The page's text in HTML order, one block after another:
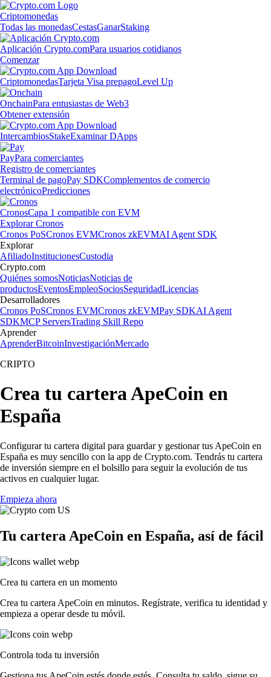
Criptomonedas
Todas las monedasCestasGanarStaking
Aplicación Crypto.comPara usuarios cotidianos
Comenzar
CriptomonedasTarjeta Visa prepagoLevel Up
OnchainPara entusiastas de Web3
Obtener extensión
IntercambiosStakeExaminar DApps
PayPara comerciantes
Registro de comerciantes
Terminal de pagoPay SDKComplementos de comercio
electrónicoPredicciones
CronosCapa 1 compatible con EVM
Explorar Cronos
Cronos PoSCronos EVMCronos zkEVMAI Agent SDK
Explorar
AfiliadoInstitucionesCustodia
Crypto.com
Quiénes somosNoticiasNoticias de
productosEventosEmpleoSociosSeguridadLicencias
Desarrolladores
Cronos PoSCronos EVMCronos zkEVMPay SDKAI Agent
SDKMCP ServersTrading Skill Repo
Aprender
AprenderBitcoinInvestigaciónMercado
CRIPTO
Crea tu cartera ApeCoin en
España
Configurar tu cartera digital para guardar y gestionar tus ApeCoin en
España es muy sencillo con la app de Crypto.com. Tendrás tu cartera
de inversión siempre en el bolsillo para seguir la evolución de tus
activos en cualquier lugar.
Empieza ahora
Tu cartera ApeCoin en España, así de fácil
Crea tu cartera en un momento
Crea tu cartera ApeCoin en minutos. Regístrate, verifica tu identidad y
empieza a operar desde tu móvil.
Controla toda tu inversión